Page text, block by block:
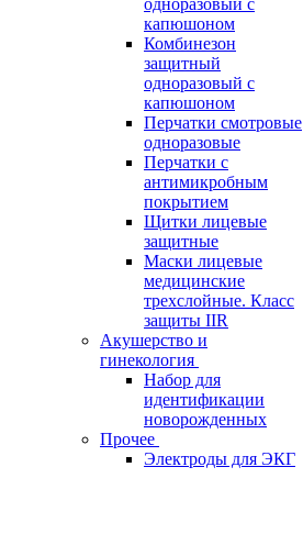
одноразовый с
капюшоном
Комбинезон
защитный
одноразовый с
капюшоном
Перчатки смотровые
одноразовые
Перчатки с
антимикробным
покрытием
Щитки лицевые
защитные
Маски лицевые
медицинские
трехслойные. Класс
защиты IIR
Акушерство и
гинекология
Набор для
идентификации
новорожденных
Прочее
Электроды для ЭКГ